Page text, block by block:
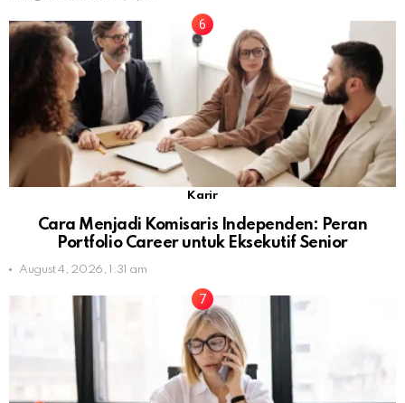
Karir
Cara Menjadi Komisaris Independen: Peran
Portfolio Career untuk Eksekutif Senior
August 4, 2026, 1:31 am